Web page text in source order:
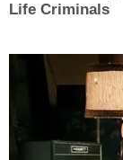
Life Criminals